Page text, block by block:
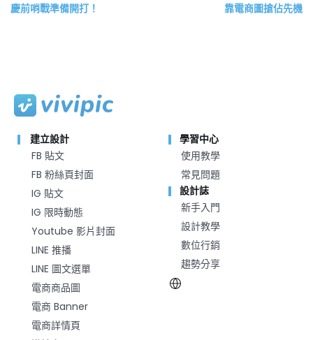
慶前哨戰準備開打！
靠電商圖搶佔先機
建立設計
FB 貼文
FB 粉絲頁封面
IG 貼文
IG 限時動態
Youtube 影片封面
LINE 推播
LINE 圖文選單
電商商品圖
電商 Banner
電商詳情頁
學習中心
使用教學
常見問題
設計誌
新手入門
設計教學
數位行銷
趨勢分享